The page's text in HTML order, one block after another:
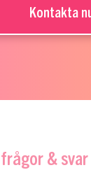
Kontakta
&